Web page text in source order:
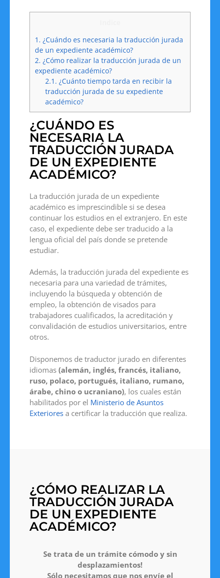
1. ¿Cuándo es necesaria la traducción jurada
de un expediente académico?
2. ¿Cómo realizar la traducción jurada de un
expediente académico?
2.1. ¿Cuánto tiempo tarda en recibir la
traducción jurada de su expediente
académico?
¿CUÁNDO ES
NECESARIA LA
TRADUCCIÓN JURADA
DE UN EXPEDIENTE
ACADÉMICO?
La traducción jurada de un expediente
académico es imprescindible si se desea
continuar los estudios en el extranjero. En este
caso, el expediente debe ser traducido a la
lengua oficial del país donde se pretende
estudiar.
Además, la traducción jurada del expediente es
necesaria para una variedad de trámites,
incluyendo la búsqueda y obtención de
empleo, la obtención de visados para
trabajadores cualificados, la acreditación y
convalidación de estudios universitarios, entre
otros.
Disponemos de traductor jurado en diferentes
idiomas (alemán, inglés, francés, italiano,
ruso, polaco, portugués, italiano, rumano,
árabe, chino o ucraniano), los cuales están
habilitados por el Ministerio de Asuntos
Exteriores a certificar la traducción que realiza.
¿CÓMO REALIZAR LA
TRADUCCIÓN JURADA
DE UN EXPEDIENTE
ACADÉMICO?
Se trata de un trámite cómodo y sin
desplazamientos!
Sólo necesitamos que nos envíe el